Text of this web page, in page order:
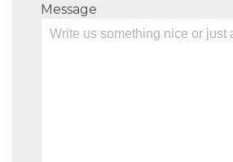
Message